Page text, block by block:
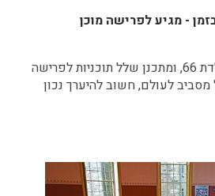
- מגיע לפרישה מוכן
דוד יואב חוגג יום הולדת 66, ומתכנן שלל תוכניות לפרישה